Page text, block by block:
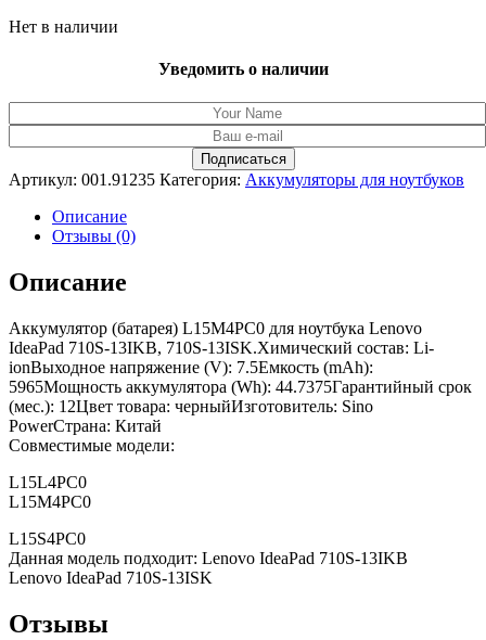
Нет в наличии
Уведомить о наличии
Артикул: 001.91235 Категория: Аккумуляторы для ноутбуков
Описание
Отзывы (0)
Описание
Аккумулятор (батарея) L15M4PC0 для ноутбука Lenovo
IdeaPad 710S-13IKB, 710S-13ISK.Химический состав: Li-
ionВыходное напряжение (V): 7.5Емкость (mAh):
5965Мощность аккумулятора (Wh): 44.7375Гарантийный срок
(мес.): 12Цвет товара: черныйИзготовитель: Sino
PowerСтрана: Китай
Совместимые модели:
L15L4PC0
L15M4PC0
L15S4PC0
Данная модель подходит: Lenovo IdeaPad 710S-13IKB
Lenovo IdeaPad 710S-13ISK
Отзывы